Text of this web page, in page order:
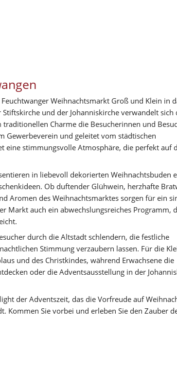
Weihnachtsmarkt Groß und Klein in
und der Johanniskirche verwandelt sich
Charme die Besucherinnen und
Gewerbeverein und geleitet vom städtischen
eine stimmungsvolle Atmosphäre, die perfekt auf
in liebevoll dekorierten Weihnachtsbuden
Ob duftender Glühwein, herzhafte
Aromen des Weihnachtsmarktes sorgen für ein
Markt auch ein abwechslungsreiches Programm,
durch die Altstadt schlendern, die festliche
Stimmung verzaubern lassen. Für die
und des Christkindes, während Erwachsene die
oder die Adventsausstellung in der
der Adventszeit, das die Vorfreude auf
Kommen Sie vorbei und erleben Sie den Zauber